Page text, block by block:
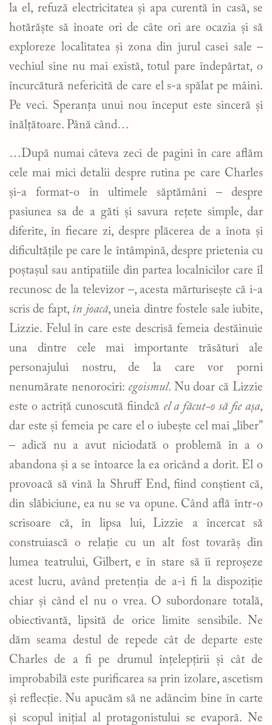
la el, refuză electricitatea și apa curentă în casă, se
hotărăște să înoate ori de câte ori are ocazia și să
exploreze localitatea și zona din jurul casei sale –
vechiul sine nu mai există, totul pare îndepărtat, o
încurcătură nefericită de care el s-a spălat pe mâini.
Pe veci. Speranța unui nou început este sinceră și
înălțătoare. Până când…
…După numai câteva zeci de pagini în care aflăm
cele mai mici detalii despre rutina pe care Charles
și-a format-o în ultimele săptămâni – despre
pasiunea sa de a găti și savura rețete simple, dar
diferite, în fiecare zi, despre plăcerea de a înota și
dificultățile pe care le întâmpină, despre prietenia cu
poștașul sau antipatiile din partea localnicilor care îl
recunosc de la televizor –, acesta mărturisește că i-a
scris de fapt, în joacă, uneia dintre fostele sale iubite,
Lizzie. Felul în care este descrisă femeia destăinuie
una dintre cele mai importante trăsături ale
personajului nostru, de la care vor porni
nenumărate nenorociri: egoismul. Nu doar că Lizzie
este o actriță cunoscută fiindcă el a făcut-o să fie așa,
dar este și femeia pe care el o iubește cel mai „liber”
– adică nu a avut niciodată o problemă în a o
abandona și a se întoarce la ea oricând a dorit. El o
provoacă să vină la Shruff End, fiind conștient că,
din slăbiciune, ea nu se va opune. Când află într-o
scrisoare că, în lipsa lui, Lizzie a încercat să
construiască o relație cu un alt fost tovarăș din
lumea teatrului, Gilbert, e în stare să îi reproșeze
acest lucru, având pretenția de a-i fi la dispoziție
chiar și când el nu o vrea. O subordonare totală,
obiectivantă, lipsită de orice limite sensibile. Ne
dăm seama destul de repede cât de departe este
Charles de a fi pe drumul înțelepțirii și cât de
improbabilă este purificarea sa prin izolare, ascetism
și reflecție. Nu apucăm să ne adâncim bine în carte
și scopul inițial al protagonistului se evaporă. Ne